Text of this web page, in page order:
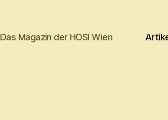
Das Magazin der HOSI Wien